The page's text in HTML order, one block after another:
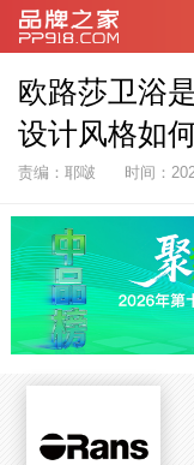
欧路莎卫浴
设计风格如
责编：耶啵 时间：